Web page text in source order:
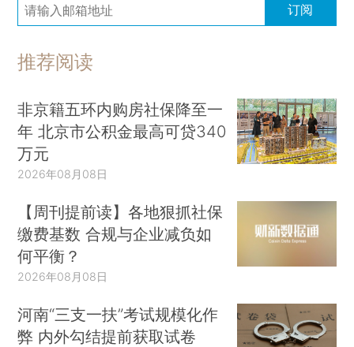
订阅
推荐阅读
非京籍五环内购房社保降至一
年 北京市公积金最高可贷340
万元
2026年08月08日
【周刊提前读】各地狠抓社保
缴费基数 合规与企业减负如
何平衡？
2026年08月08日
河南“三支一扶”考试规模化作
弊 内外勾结提前获取试卷